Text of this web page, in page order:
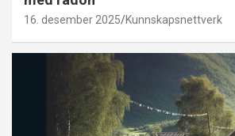
16. desember 2025 Kunnskapsnettverk